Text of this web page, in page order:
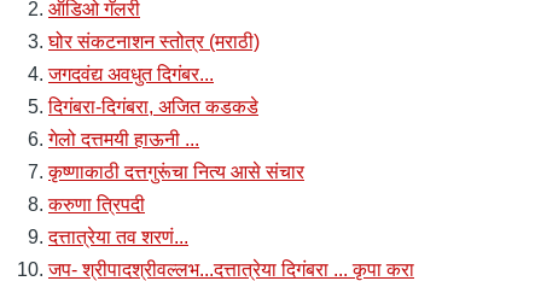
ऑडिओ गॅलरी
घोर संकटनाशन स्तोत्र (मराठी)
जगदवंद्य अवधुत दिगंबर...
दिगंबरा-दिगंबरा, अजित कडकडे
गेलो दत्तमयी हाऊनी ...
कृष्णाकाठी दत्तगुरूंचा नित्य आसे संचार
करुणा त्रिपदी
दत्तात्रेया तव शरणं...
जप- श्रीपादश्रीवल्लभ...दत्तात्रेया दिगंबरा ... कृपा करा